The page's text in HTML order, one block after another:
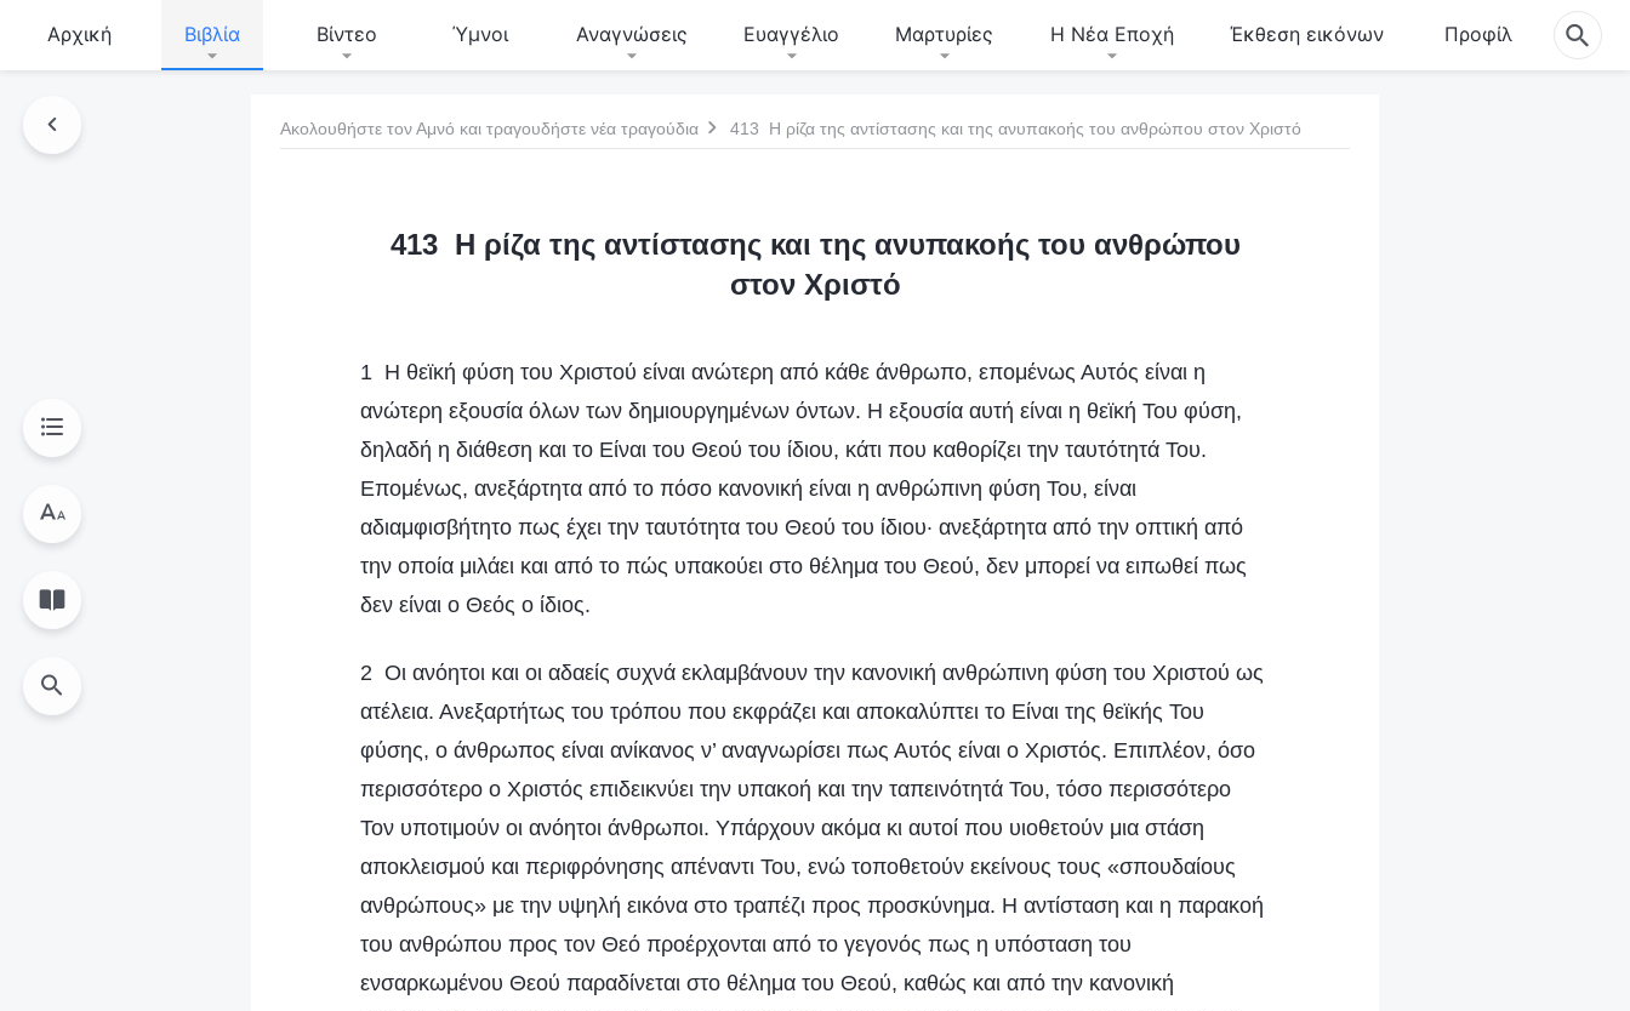
Αρχική Βιβλία Βίντεο Ύμνοι Αναγνώσεις Ευαγγέλιο Μαρτυρίες Η Νέα Εποχή Έκθεση εικόνων Προφίλ
Ακολουθήστε τον Αμνό και τραγουδήστε νέα τραγούδια 413 Η ρίζα της αντίστασης και της ανυπακοής του ανθρώπου στον Χριστό
413 Η ρίζα της αντίστασης και της ανυπακοής του ανθρώπου
στον Χριστό
1 Η θεϊκή φύση του Χριστού είναι ανώτερη από κάθε άνθρωπο, επομένως Αυτός είναι η
ανώτερη εξουσία όλων των δημιουργημένων όντων. Η εξουσία αυτή είναι η θεϊκή Του φύση,
δηλαδή η διάθεση και το Είναι του Θεού του ίδιου, κάτι που καθορίζει την ταυτότητά Του.
Επομένως, ανεξάρτητα από το πόσο κανονική είναι η ανθρώπινη φύση Του, είναι
αδιαμφισβήτητο πως έχει την ταυτότητα του Θεού του ίδιου· ανεξάρτητα από την οπτική από
την οποία μιλάει και από το πώς υπακούει στο θέλημα του Θεού, δεν μπορεί να ειπωθεί πως
δεν είναι ο Θεός ο ίδιος.
2 Οι ανόητοι και οι αδαείς συχνά εκλαμβάνουν την κανονική ανθρώπινη φύση του Χριστού ως
ατέλεια. Ανεξαρτήτως του τρόπου που εκφράζει και αποκαλύπτει το Είναι της θεϊκής Του
φύσης, ο άνθρωπος είναι ανίκανος ν’ αναγνωρίσει πως Αυτός είναι ο Χριστός. Επιπλέον, όσο
περισσότερο ο Χριστός επιδεικνύει την υπακοή και την ταπεινότητά Του, τόσο περισσότερο
Τον υποτιμούν οι ανόητοι άνθρωποι. Υπάρχουν ακόμα κι αυτοί που υιοθετούν μια στάση
αποκλεισμού και περιφρόνησης απέναντι Του, ενώ τοποθετούν εκείνους τους «σπουδαίους
ανθρώπους» με την υψηλή εικόνα στο τραπέζι προς προσκύνημα. Η αντίσταση και η παρακοή
του ανθρώπου προς τον Θεό προέρχονται από το γεγονός πως η υπόσταση του
ενσαρκωμένου Θεού παραδίνεται στο θέλημα του Θεού, καθώς και από την κανονική